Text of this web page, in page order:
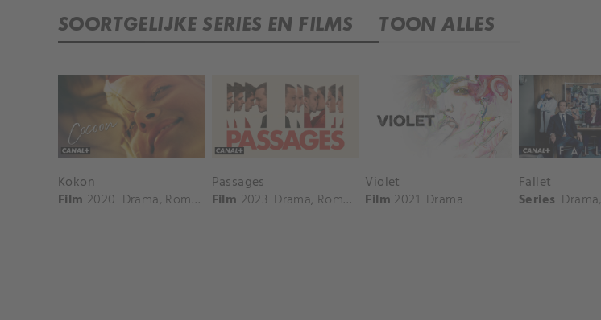
SOORTGELIJKE SERIES EN FILMS TOON ALLES
Kokon
Film 2020 Drama, Romantiek
Passages
Film 2023 Drama, Romantiek
Violet
Film 2021 Drama
Fallet
Series Drama,